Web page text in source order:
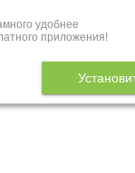
удобнее
приложения!